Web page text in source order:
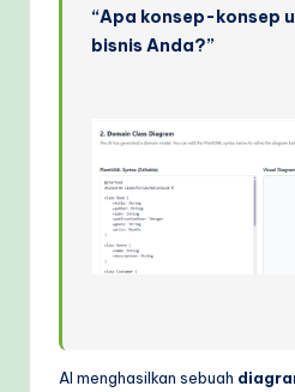
“Apa konsep-konsep
bisnis Anda?”
AI menghasilkan sebuah